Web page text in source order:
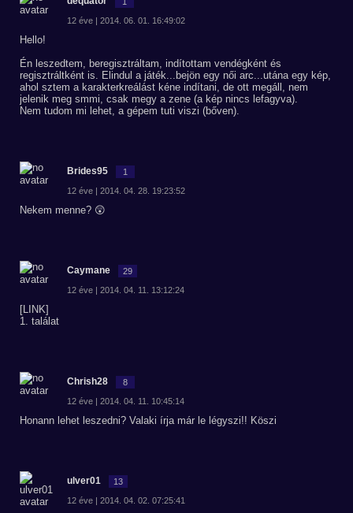
12 éve | 2014. 06. 01. 16:49:02
Hello!
Én leszedtem, beregisztráltam, indítottam vendégként és
regisztráltként is. Elindul a játék...bejön egy női arc...utána egy kép,
ahol sztem a karakterkreálást kéne indítani, de ott megáll, nem
jelenik meg smmi, csak megy a zene (a kép nincs lefagyva).
Nem tudom mi lehet, a gépem tuti viszi (bőven).
Brides95 1
12 éve | 2014. 04. 28. 19:23:52
Nekem menne? 😲
Caymane 29
12 éve | 2014. 04. 11. 13:12:24
[LINK]
1. találat
Chrish28 8
12 éve | 2014. 04. 11. 10:45:14
Honann lehet leszedni? Valaki írja már le légyszi!! Köszi
ulver01 13
12 éve | 2014. 04. 02. 07:25:41